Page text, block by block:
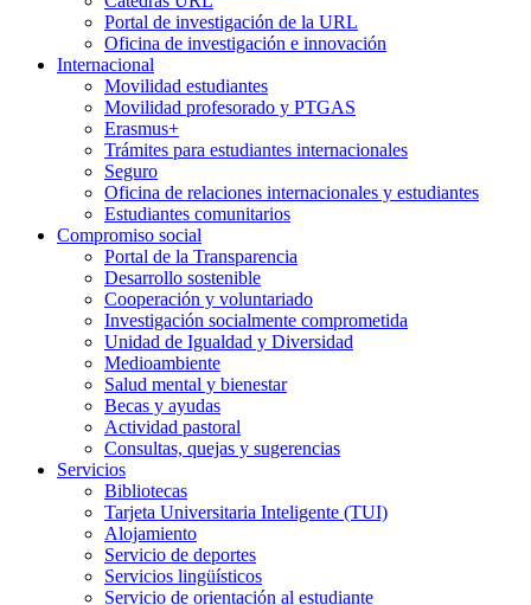
Portal de investigación de la URL
Oficina de investigación e innovación
Internacional
Movilidad estudiantes
Movilidad profesorado y PTGAS
Erasmus+
Trámites para estudiantes internacionales
Seguro
Oficina de relaciones internacionales y estudiantes
Estudiantes comunitarios
Compromiso social
Portal de la Transparencia
Desarrollo sostenible
Cooperación y voluntariado
Investigación socialmente comprometida
Unidad de Igualdad y Diversidad
Medioambiente
Salud mental y bienestar
Becas y ayudas
Actividad pastoral
Consultas, quejas y sugerencias
Servicios
Bibliotecas
Tarjeta Universitaria Inteligente (TUI)
Alojamiento
Servicio de deportes
Servicios lingüísticos
Servicio de orientación al estudiante